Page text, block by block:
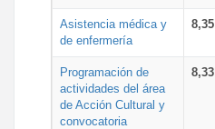
Asistencia médica y
de enfermería
8,35
Programación de
actividades del área
de Acción Cultural y
convocatoria
8,33